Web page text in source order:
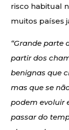
risco habitual
muitos países
“Grande parte
partir dos
benignas que
mas que se
podem evoluir
passar do